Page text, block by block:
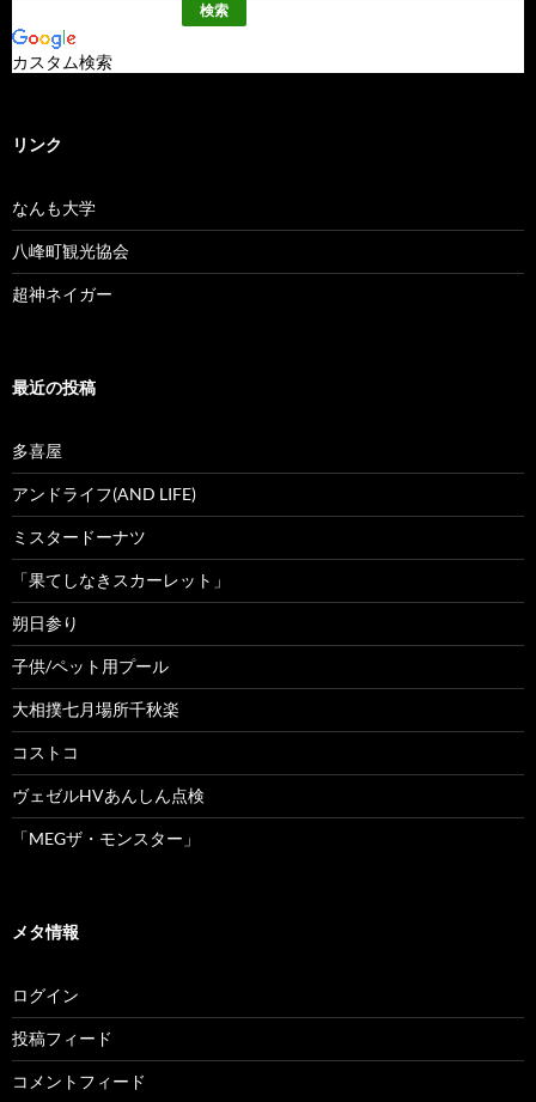
カスタム検索
リンク
なんも大学
八峰町観光協会
超神ネイガー
最近の投稿
多喜屋
アンドライフ(AND LIFE)
ミスタードーナツ
「果てしなきスカーレット」
朔日参り
子供/ペット用プール
大相撲七月場所千秋楽
コストコ
ヴェゼルHVあんしん点検
「MEGザ・モンスター」
メタ情報
ログイン
投稿フィード
コメントフィード